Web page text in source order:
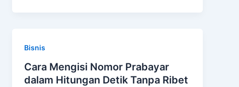
Bisnis
Cara Mengisi Nomor Prabayar
dalam Hitungan Detik Tanpa Ribet